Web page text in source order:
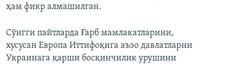
ҳам фикр алмашилган.
Сўнгги пайтларда Ғарб мамлакатларини,
хусусан Европа Иттифоқига аъзо давлатларни
Украинага қарши босқинчилик урушини